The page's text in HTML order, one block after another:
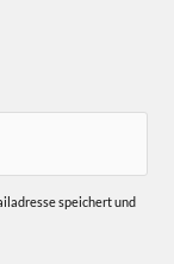
speichert und